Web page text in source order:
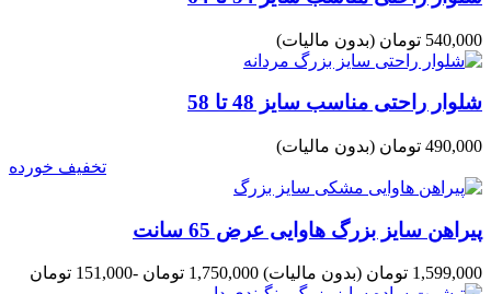
540,000 تومان (بدون مالیات)
شلوار راحتی مناسب سایز 48 تا 58
490,000 تومان
(بدون مالیات)
تخفیف خورده
پیراهن سایز بزرگ هاوایی عرض 65 سانت
1,599,000 تومان (بدون مالیات) 1,750,000 تومان -151,000 تومان